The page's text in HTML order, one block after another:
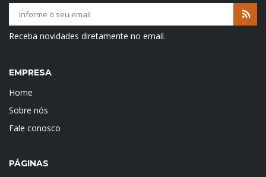
Receba novidades diretamente no email.
EMPRESA
Home
Sobre nós
Fale conosco
PÁGINAS